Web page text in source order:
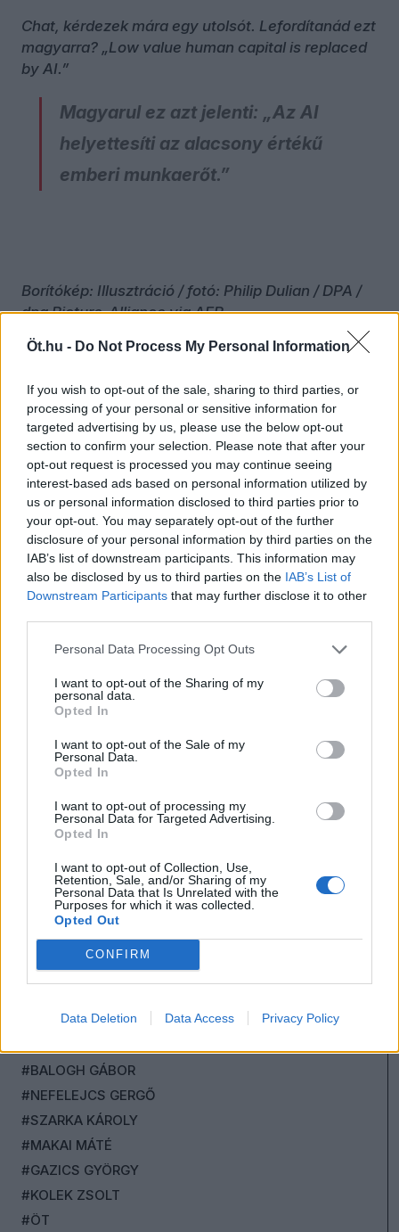
Öt.hu - Do Not Process My Personal Information
If you wish to opt-out of the sale, sharing to third parties, or
processing of your personal or sensitive information for
targeted advertising by us, please use the below opt-out
section to confirm your selection. Please note that after your
opt-out request is processed you may continue seeing
interest-based ads based on personal information utilized by
us or personal information disclosed to third parties prior to
your opt-out. You may separately opt-out of the further
disclosure of your personal information by third parties on the
IAB’s list of downstream participants. This information may
also be disclosed by us to third parties on the IAB’s List of
Downstream Participants that may further disclose it to other
Personal Data Processing Opt Outs
I want to opt-out of the Sharing of my
personal data.
Opted In
I want to opt-out of the Sale of my
Personal Data.
Opted In
I want to opt-out of processing my
Personal Data for Targeted Advertising.
Opted In
I want to opt-out of Collection, Use,
Retention, Sale, and/or Sharing of my
Personal Data that Is Unrelated with the
Purposes for which it was collected.
Opted Out
CONFIRM
Data Deletion Data Access Privacy Policy
Chat, kérdezek mára egy utolsót. Lefordítanád ezt
magyarra? „Low value human capital is replaced
by AI.”
Magyarul ez azt jelenti: „Az AI
helyettesíti az alacsony értékű
emberi munkaerőt.”
Borítókép: Illusztráció / fotó: Philip Dulian / DPA /
dpa Picture-Alliance via AFP
Kommentek
Bejelentkezés
JOSEPH HARGITAI
#HONT ANDRÁS
#KONOK PÉTER
#BALOGH GÁBOR
#NEFELEJCS GERGŐ
#SZARKA KÁROLY
#MAKAI MÁTÉ
#GAZICS GYÖRGY
#KOLEK ZSOLT
#ÖT